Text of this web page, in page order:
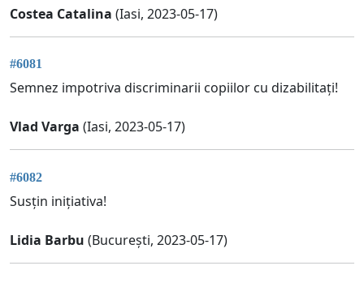
Costea Catalina (Iasi, 2023-05-17)
#6081
Semnez impotriva discriminarii copiilor cu dizabilitați!
Vlad Varga (Iasi, 2023-05-17)
#6082
Susțin inițiativa!
Lidia Barbu (București, 2023-05-17)